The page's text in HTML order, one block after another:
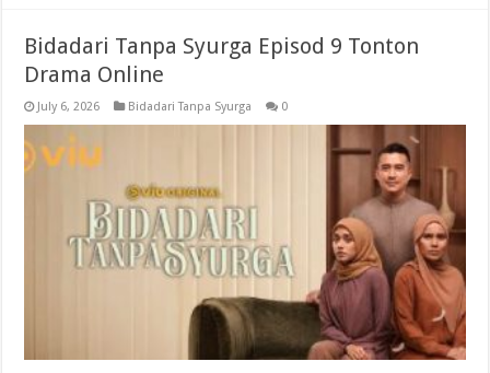
Bidadari Tanpa Syurga Episod 9 Tonton
Drama Online
July 6, 2026 Bidadari Tanpa Syurga 0